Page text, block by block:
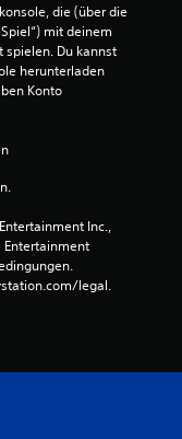
n
e
s
4
die (über die
mit deinem
spielen. Du kannst
herunterladen
Konto
Inc.,
Entertainment
legal.